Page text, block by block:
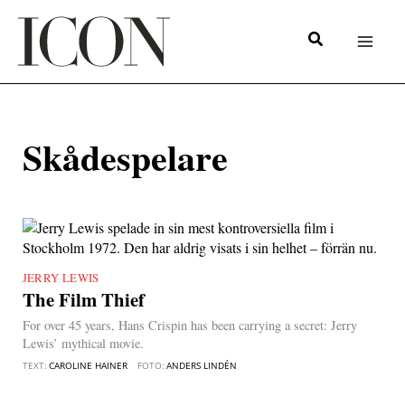
innehåll
Skådespelare
JERRY LEWIS
The Film Thief
For over 45 years, Hans Crispin has been carrying a secret: Jerry
Lewis’ mythical movie.
TEXT:CAROLINE HAINER FOTO:ANDERS LINDÉN